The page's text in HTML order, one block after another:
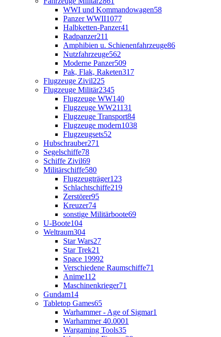
WWI und Kommandowagen58
Panzer WWII1077
Halbketten-Panzer41
Radpanzer211
Amphibien u. Schienenfahrzeuge86
Nutzfahrzeuge562
Moderne Panzer509
Pak, Flak, Raketen317
Flugzeuge Zivil225
Flugzeuge Militär2345
Flugzeuge WW140
Flugzeuge WW21131
Flugzeuge Transport84
Flugzeuge modern1038
Flugzeugsets52
Hubschrauber271
Segelschiffe78
Schiffe Zivil69
Militärschiffe580
Flugzeugträger123
Schlachtschiffe219
Zerstörer95
Kreuzer74
sonstige Militärboote69
U-Boote104
Weltraum304
Star Wars27
Star Trek21
Space 19992
Verschiedene Raumschiffe71
Anime112
Maschinenkrieger71
Gundam14
Tabletop Games65
Warhammer - Age of Sigmar1
Warhammer 40.0001
Wargaming Tools35